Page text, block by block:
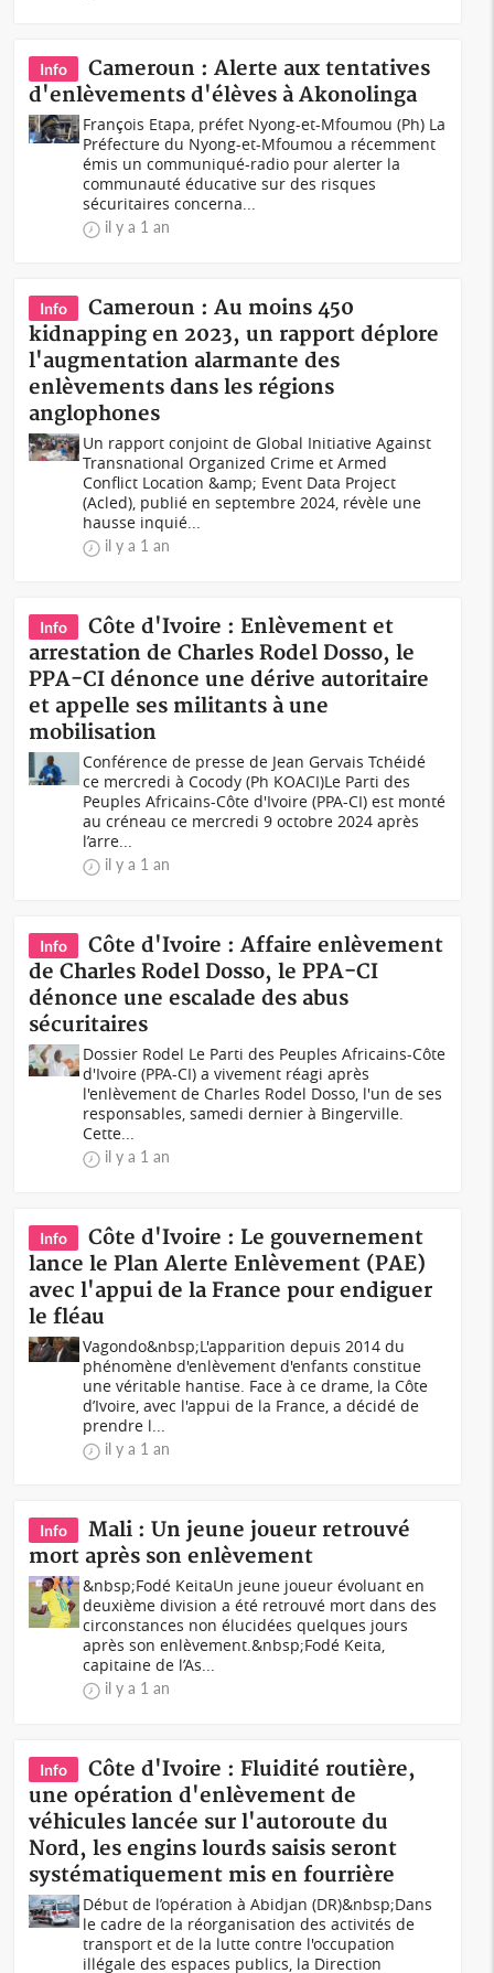
Info
Cameroun : Alerte aux tentatives
d'enlèvements d'élèves à Akonolinga
François Etapa, préfet Nyong-et-Mfoumou (Ph) La
Préfecture du Nyong-et-Mfoumou a récemment
émis un communiqué-radio pour alerter la
communauté éducative sur des risques
sécuritaires concerna...
il y a 1 an
Info
Cameroun : Au moins 450
kidnapping en 2023, un rapport déplore
l'augmentation alarmante des
enlèvements dans les régions
anglophones
Un rapport conjoint de Global Initiative Against
Transnational Organized Crime et Armed
Conflict Location &amp; Event Data Project
(Acled), publié en septembre 2024, révèle une
hausse inquié...
il y a 1 an
Info
Côte d'Ivoire : Enlèvement et
arrestation de Charles Rodel Dosso, le
PPA-CI dénonce une dérive autoritaire
et appelle ses militants à une
mobilisation
Conférence de presse de Jean Gervais Tchéidé
ce mercredi à Cocody (Ph KOACI)Le Parti des
Peuples Africains-Côte d'Ivoire (PPA-CI) est monté
au créneau ce mercredi 9 octobre 2024 après
l’arre...
il y a 1 an
Info
Côte d'Ivoire : Affaire enlèvement
de Charles Rodel Dosso, le PPA-CI
dénonce une escalade des abus
sécuritaires
Dossier Rodel Le Parti des Peuples Africains-Côte
d'Ivoire (PPA-CI) a vivement réagi après
l'enlèvement de Charles Rodel Dosso, l'un de ses
responsables, samedi dernier à Bingerville.
Cette...
il y a 1 an
Info
Côte d'Ivoire : Le gouvernement
lance le Plan Alerte Enlèvement (PAE)
avec l'appui de la France pour endiguer
le fléau
Vagondo&nbsp;L'apparition depuis 2014 du
phénomène d'enlèvement d'enfants constitue
une véritable hantise. Face à ce drame, la Côte
d’Ivoire, avec l'appui de la France, a décidé de
prendre l...
il y a 1 an
Info
Mali : Un jeune joueur retrouvé
mort après son enlèvement
&nbsp;Fodé KeitaUn jeune joueur évoluant en
deuxième division a été retrouvé mort dans des
circonstances non élucidées quelques jours
après son enlèvement.&nbsp;Fodé Keita,
capitaine de l’As...
il y a 1 an
Info
Côte d'Ivoire : Fluidité routière,
une opération d'enlèvement de
véhicules lancée sur l'autoroute du
Nord, les engins lourds saisis seront
systématiquement mis en fourrière
Début de l’opération à Abidjan (DR)&nbsp;Dans
le cadre de la réorganisation des activités de
transport et de la lutte contre l'occupation
illégale des espaces publics, la Direction